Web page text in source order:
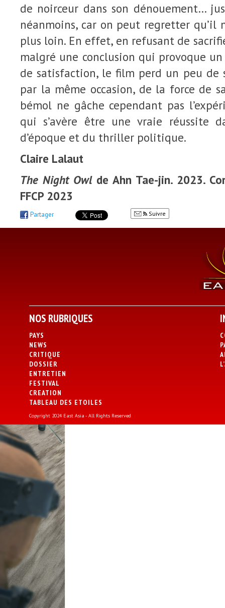
de noirceur dans son dénouement…
néanmoins, car on peut regretter qu’il
plus loin. En effet, en refusant de
malgré une conclusion qui provoque
de satisfaction, le film perd un peu de
par la même occasion, de la force de
bémol ne gâche cependant pas
qui s’avère être une vraie réussite
d’époque et du thriller politique.
Claire Lalaut
The Night Owlde Ahn Tae-jin. 2023.
FFCP 2023
Partager Suivre
NOS RUBRIQUES
PAYS
NEWS
CRITIQUE
DOSSIER
ENTRETIEN
FESTIVAL
CREATION
TABLEAU DES ETOILES
Copyright 2024 East Asia - All Rights Reserved